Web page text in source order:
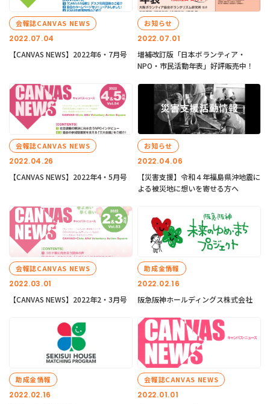
2022.07.04
会報誌CANVAS NEWS
【CANVAS NEWS】2022年6・7月号
2022.07.01
お知らせ
増補改訂版「日本ボランティア・
NPO・市民活動年表」好評販売中！
2022.04.26
会報誌CANVAS NEWS
【CANVAS NEWS】2022年4・5月号
2022.04.06
お知らせ
【災害支援】令和４年福島県沖地震に
よる被災地に想いを寄せる方へ
2022.03.01
会報誌CANVAS NEWS
【CANVAS NEWS】2022年2・3月号
2022.02.16
助成金情報
阪急阪神ホールディングス株式会社
2022.02.16
助成金情報
2022.01.01
会報誌CANVAS NEWS